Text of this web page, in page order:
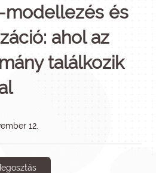
modellezés és
ahol az
találkozik
12.